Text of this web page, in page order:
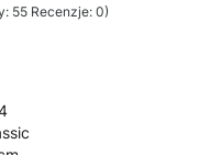
55 Recenzje: 0)